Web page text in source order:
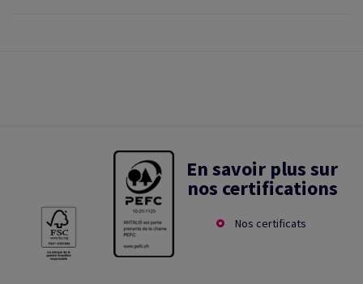
En savoir plus sur
nos certifications
Nos certificats